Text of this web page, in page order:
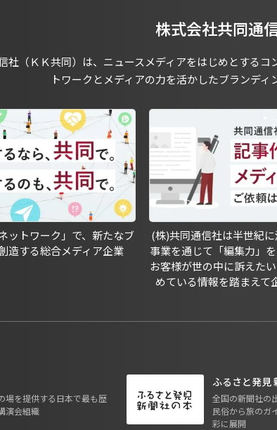
株式会社共同通
社（ＫＫ共同）は、ニュースメディアをはじめとする
トワークとメディアの力を活かしたブランデ
ットワーク」で、新たなブ
造する総合メディア企業
(株)共同通信社は半世紀
事業を通じて「編集力」を
お客様が世の中に訴えた
めている情報を踏まえて
場を提供する日本で最も歴
演会組織
ふるさと発見
全国の新聞社の
民俗から旅のガ
彩に展開